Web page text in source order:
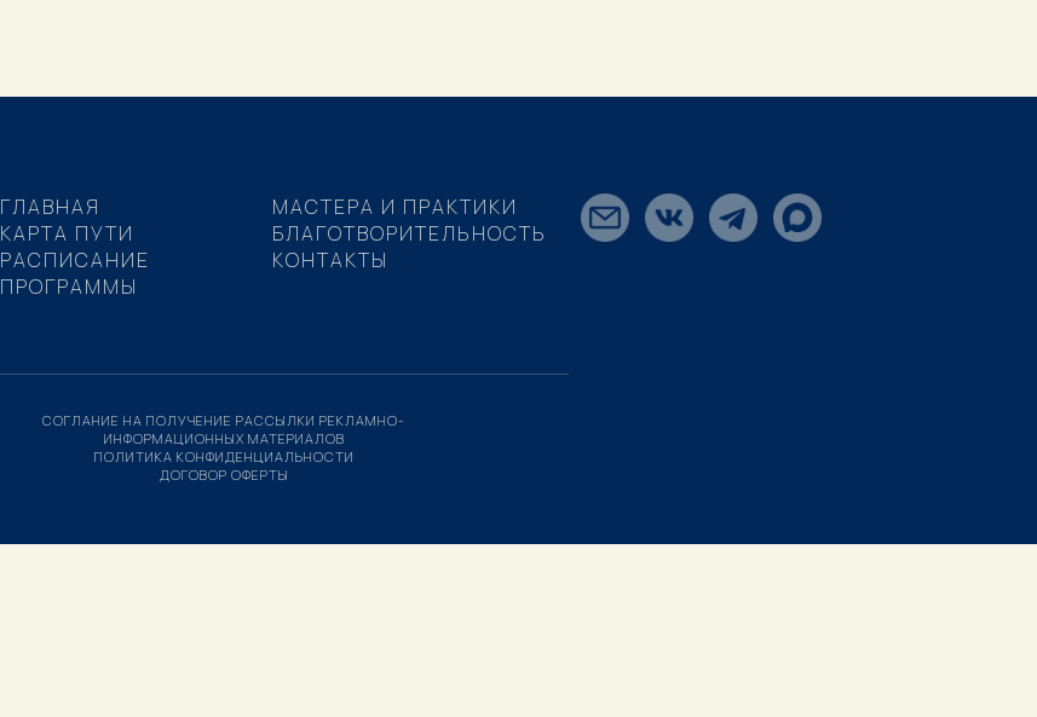
ГЛАВНАЯ
КАРТА ПУТИ
РАСПИСАНИЕ
ПРОГРАММЫ
МАСТЕРА И ПРАКТИКИ
БЛАГОТВОРИТЕЛЬНОСТЬ
КОНТАКТЫ
СОГЛАНИЕ НА ПОЛУЧЕНИЕ РАССЫЛКИ РЕКЛАМНО-
ИНФОРМАЦИОННЫХ МАТЕРИАЛОВ
ПОЛИТИКА КОНФИДЕНЦИАЛЬНОСТИ
ДОГОВОР ОФЕРТЫ